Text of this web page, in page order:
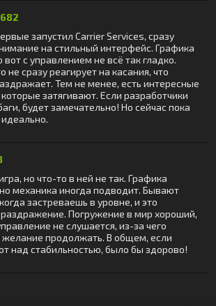
запустил Carrier Services, сразу
на стильный интерфейс. Графика
вот с управлением не всё так гладко.
не сразу реагирует на касания, что
Тем не менее, есть интересные
затягивают. Если разработчики
будет замечательно! Но сейчас пока
но что-то в ней не так. Графика
механика иногда подводит. Бывают
застреваешь в уровне, и это
Погружение в мир хороший,
не слушается, из-за чего
желание продолжать. В общем, если
над стабильностью, было бы здорово!